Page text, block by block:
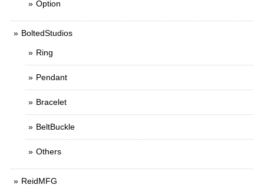
Option
BoltedStudios
Ring
Pendant
Bracelet
BeltBuckle
Others
ReidMFG